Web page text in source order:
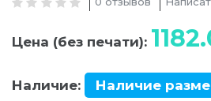
Цена (без печати):
Наличие: Наличие